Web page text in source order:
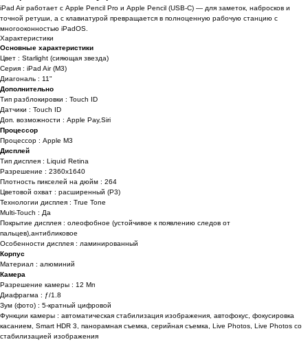
iPad Air работает с Apple Pencil Pro и Apple Pencil (USB-C) — для заметок, набросков и
точной ретуши, а с клавиатурой превращается в полноценную рабочую станцию с
многооконностью iPadOS.
Характеристики
Основные характеристики
Цвет : Starlight (сияющая звезда)
Серия : iPad Air (M3)
Диагональ : 11"
Дополнительно
Тип разблокировки : Touch ID
Датчики : Touch ID
Доп. возможности : Apple Pay,Siri
Процессор
Процессор : Apple M3
Дисплей
Тип дисплея : Liquid Retina
Разрешение : 2360x1640
Плотность пикселей на дюйм : 264
Цветовой охват : расширенный (P3)
Технологии дисплея : True Tone
Multi-Touch : Да
Покрытие дисплея : олеофобное (устойчивое к появлению следов от
пальцев),антибликовое
Особенности дисплея : ламинированный
Корпус
Материал : алюминий
Камера
Разрешение камеры : 12 Мп
Диафрагма : ƒ/1.8
Зум (фото) : 5-кратный цифровой
Функции камеры : автоматическая стабилизация изображения, автофокус, фокусировка
касанием, Smart HDR 3, панорамная съемка, серийная съемка, Live Photos, Live Photos со
стабили­зацией изображения